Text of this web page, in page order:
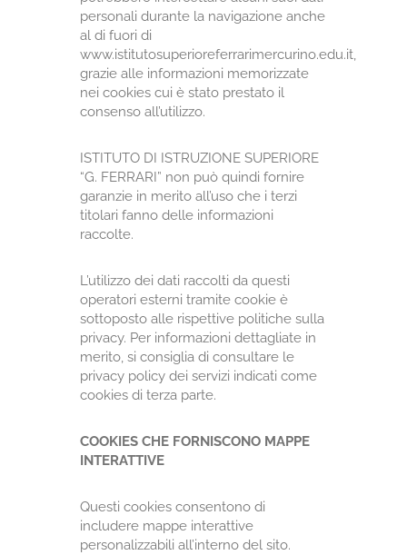
personali durante la navigazione anche
al di fuori di
www.istitutosuperioreferrarimercurino.edu.it,
grazie alle informazioni memorizzate
nei cookies cui è stato prestato il
consenso all’utilizzo.
ISTITUTO DI ISTRUZIONE SUPERIORE
“G. FERRARI” non può quindi fornire
garanzie in merito all’uso che i terzi
titolari fanno delle informazioni
raccolte.
L’utilizzo dei dati raccolti da questi
operatori esterni tramite cookie è
sottoposto alle rispettive politiche sulla
privacy. Per informazioni dettagliate in
merito, si consiglia di consultare le
privacy policy dei servizi indicati come
cookies di terza parte.
COOKIES CHE FORNISCONO MAPPE
INTERATTIVE
Questi cookies consentono di
includere mappe interattive
personalizzabili all’interno del sito.